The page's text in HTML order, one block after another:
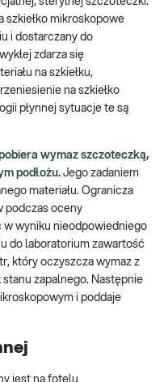
szkiełko mikroskopowe
i dostarczany do
zdarza się
na szkiełku,
na szkiełko
płynnej sytuacje te są
wymaz szczoteczką,
podłożu. Jego zadaniem
materiału. Ogranicza
podczas oceny
w wyniku nieodpowiedniego
do laboratorium zawartość
który oczyszcza wymaz z
zapalnego. Następnie
i poddaje
jest na fotelu